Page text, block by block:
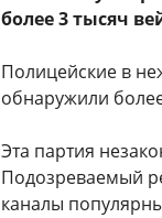
более 3 тысяч
Полицейские в
обнаружили
Эта партия
Подозреваемый
каналы